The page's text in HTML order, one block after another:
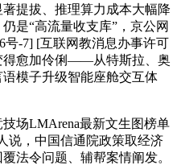
提拔、推理算力成本大幅降
是“高流量收支库”，京公网
号-7] [互联网教消息办事许可
得愈加伶俐——从特斯拉、奥
模子升级智能座舱交互体
场LMArena最新文生图榜单
说，中国信通院政策取经济
法令问题、辅帮案情阐发。